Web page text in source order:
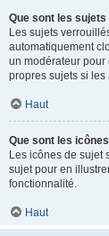
Que sont les
Les sujets
automatiquement
un modérateur pour
propres sujets si les
Haut
Que sont les
Les icônes de sujet
sujet pour en
fonctionnalité.
Haut